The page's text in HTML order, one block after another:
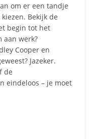
om er een tandje
Bekijk de
begin tot het
aan werk?
Cooper en
Jazeker.
de
eindeloos – je moet